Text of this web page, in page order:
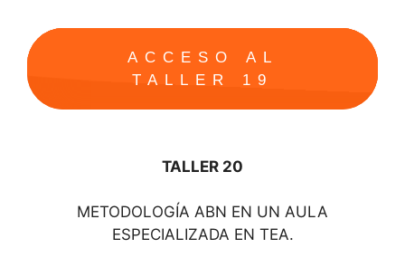
ACCESO AL
TALLER 19
TALLER 20
METODOLOGÍA ABN EN UN AULA
ESPECIALIZADA EN TEA.